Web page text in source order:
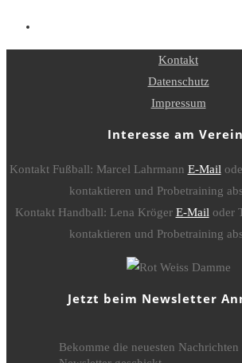
Kontakt
Datenschutz
Impressum
Interesse am
Kontakt Fußball: Marcel Lahrmann E-Mail
kontaktieren und Probetraining
Kontakt Handball: Lena Kröger E-Mail oder
kontaktieren und Probetraining
Jetzt beim Newsletter
Bekomme die neuesten Nachrichten